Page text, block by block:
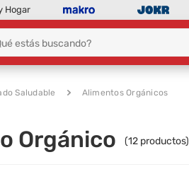
Hogar
Saludable Alimentos Orgánicos
Orgánico (12 productos)